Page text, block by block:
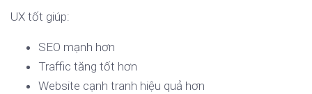
UX tốt giúp:
SEO mạnh hơn
Traffic tăng tốt hơn
Website cạnh tranh hiệu quả hơn